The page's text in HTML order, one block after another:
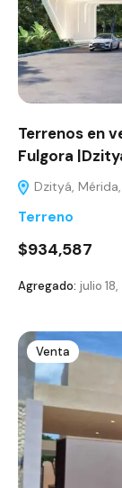
Terrenos en
Fulgora
Dzityá,
Terreno
$934,587
Agregado: julio
Venta